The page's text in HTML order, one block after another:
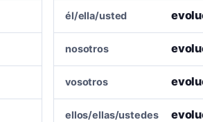
él/ella/usted
nosotros
vosotros
ellos/ellas/ustedes